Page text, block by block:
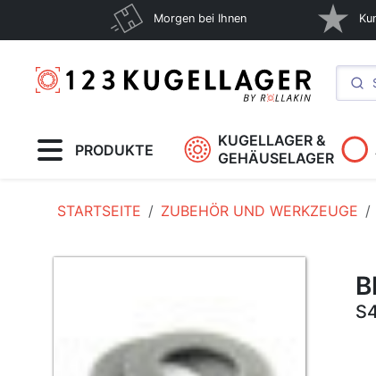
Morgen bei Ihnen
PRODUKTE
KUGELLAGER &
GEHÄUSELAGER
STARTSEITE ZUBEHÖR UND WERKZEUGE